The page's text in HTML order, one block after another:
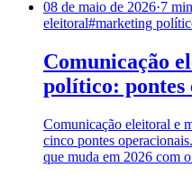
08 de maio de 2026·7
eleitoral#marketing
Comunicação
político: pontes
Comunicação eleitoral e
cinco pontes
que muda em 2026 com